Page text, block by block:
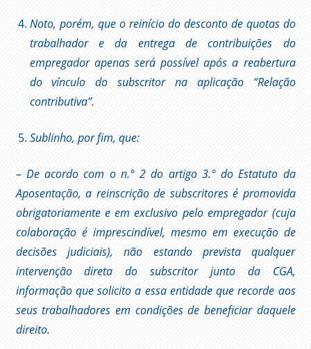
Noto, porém, que o reinício do desconto de quotas do
trabalhador e da entrega de contribuições do
empregador apenas será possível após a reabertura
do vínculo do subscritor na aplicação “Relação
contributiva”.
Sublinho, por fim, que:
– De acordo com o n.° 2 do artigo 3.° do Estatuto da
Aposentação, a reinscrição de subscritores é promovida
obrigatoriamente e em exclusivo pelo empregador (cuja
colaboração é imprescindível, mesmo em execução de
decisões judiciais), não estando prevista qualquer
intervenção direta do subscritor junto da CGA,
informação que solicito a essa entidade que recorde aos
seus trabalhadores em condições de beneficiar daquele
direito.